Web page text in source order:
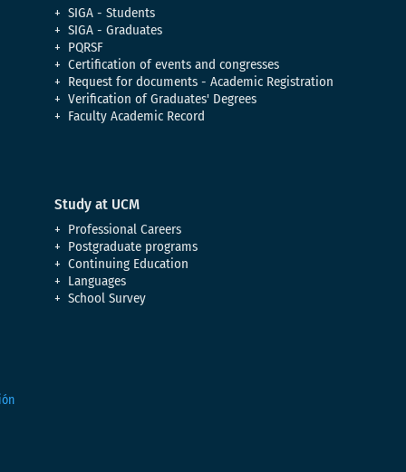
SIGA - Students
SIGA - Graduates
PQRSF
Certification of events and congresses
Request for documents - Academic Registration
Verification of Graduates' Degrees
Faculty Academic Record
Study at UCM
Professional Careers
Postgraduate programs
Continuing Education
Languages
School Survey